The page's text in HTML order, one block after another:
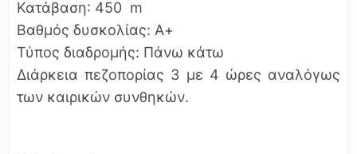
Κατάβαση: 450 m
Βαθμός δυσκολίας: Α+
Τύπος διαδρομής: Πάνω κάτω
Διάρκεια πεζοπορίας 3 με 4 ώρες αναλόγως
των καιρικών συνθηκών.